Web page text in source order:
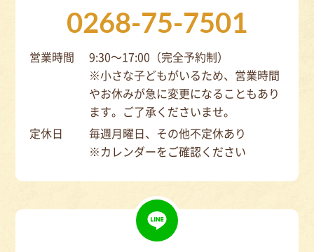
0268-75-7501
営業時間
9:30～17:00（完全予約制）
※小さな子どもがいるため、営業時間
やお休みが急に変更になることもあり
ます。ご了承くださいませ。
定休日
毎週月曜日、その他不定休あり
※カレンダーをご確認ください